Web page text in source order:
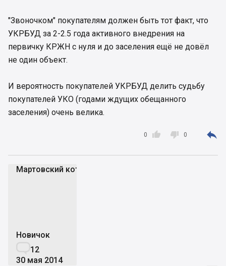
"Звоночком" покупателям должен быть тот факт, что
УКРБУД за 2-2.5 года активного внедрения на
первичку КРЖН с нуля и до заселения ещё не довёл
не один объект.
И вероятность покупателей УКРБУД делить судьбу
покупателей УКО (годами ждущих обещанного
заселения) очень велика.

0  0 
Мартовский кот
Новичок
12
30 мая 2014